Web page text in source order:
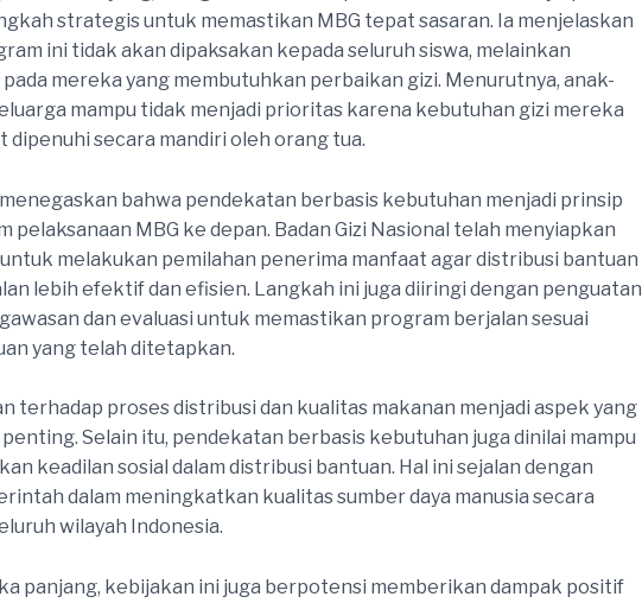
strategis untuk memastikan MBG tepat sasaran. Ia menjelaskan
ini tidak akan dipaksakan kepada seluruh siswa, melainkan
mereka yang membutuhkan perbaikan gizi. Menurutnya, anak-
mampu tidak menjadi prioritas karena kebutuhan gizi mereka
dipenuhi secara mandiri oleh orang tua.
bahwa pendekatan berbasis kebutuhan menjadi prinsip
pelaksanaan MBG ke depan. Badan Gizi Nasional telah menyiapkan
melakukan pemilahan penerima manfaat agar distribusi bantuan
lebih efektif dan efisien. Langkah ini juga diiringi dengan penguatan
dan evaluasi untuk memastikan program berjalan sesuai
yang telah ditetapkan.
terhadap proses distribusi dan kualitas makanan menjadi aspek yang
Selain itu, pendekatan berbasis kebutuhan juga dinilai mampu
keadilan sosial dalam distribusi bantuan. Hal ini sejalan dengan
dalam meningkatkan kualitas sumber daya manusia secara
wilayah Indonesia.
panjang, kebijakan ini juga berpotensi memberikan dampak positif